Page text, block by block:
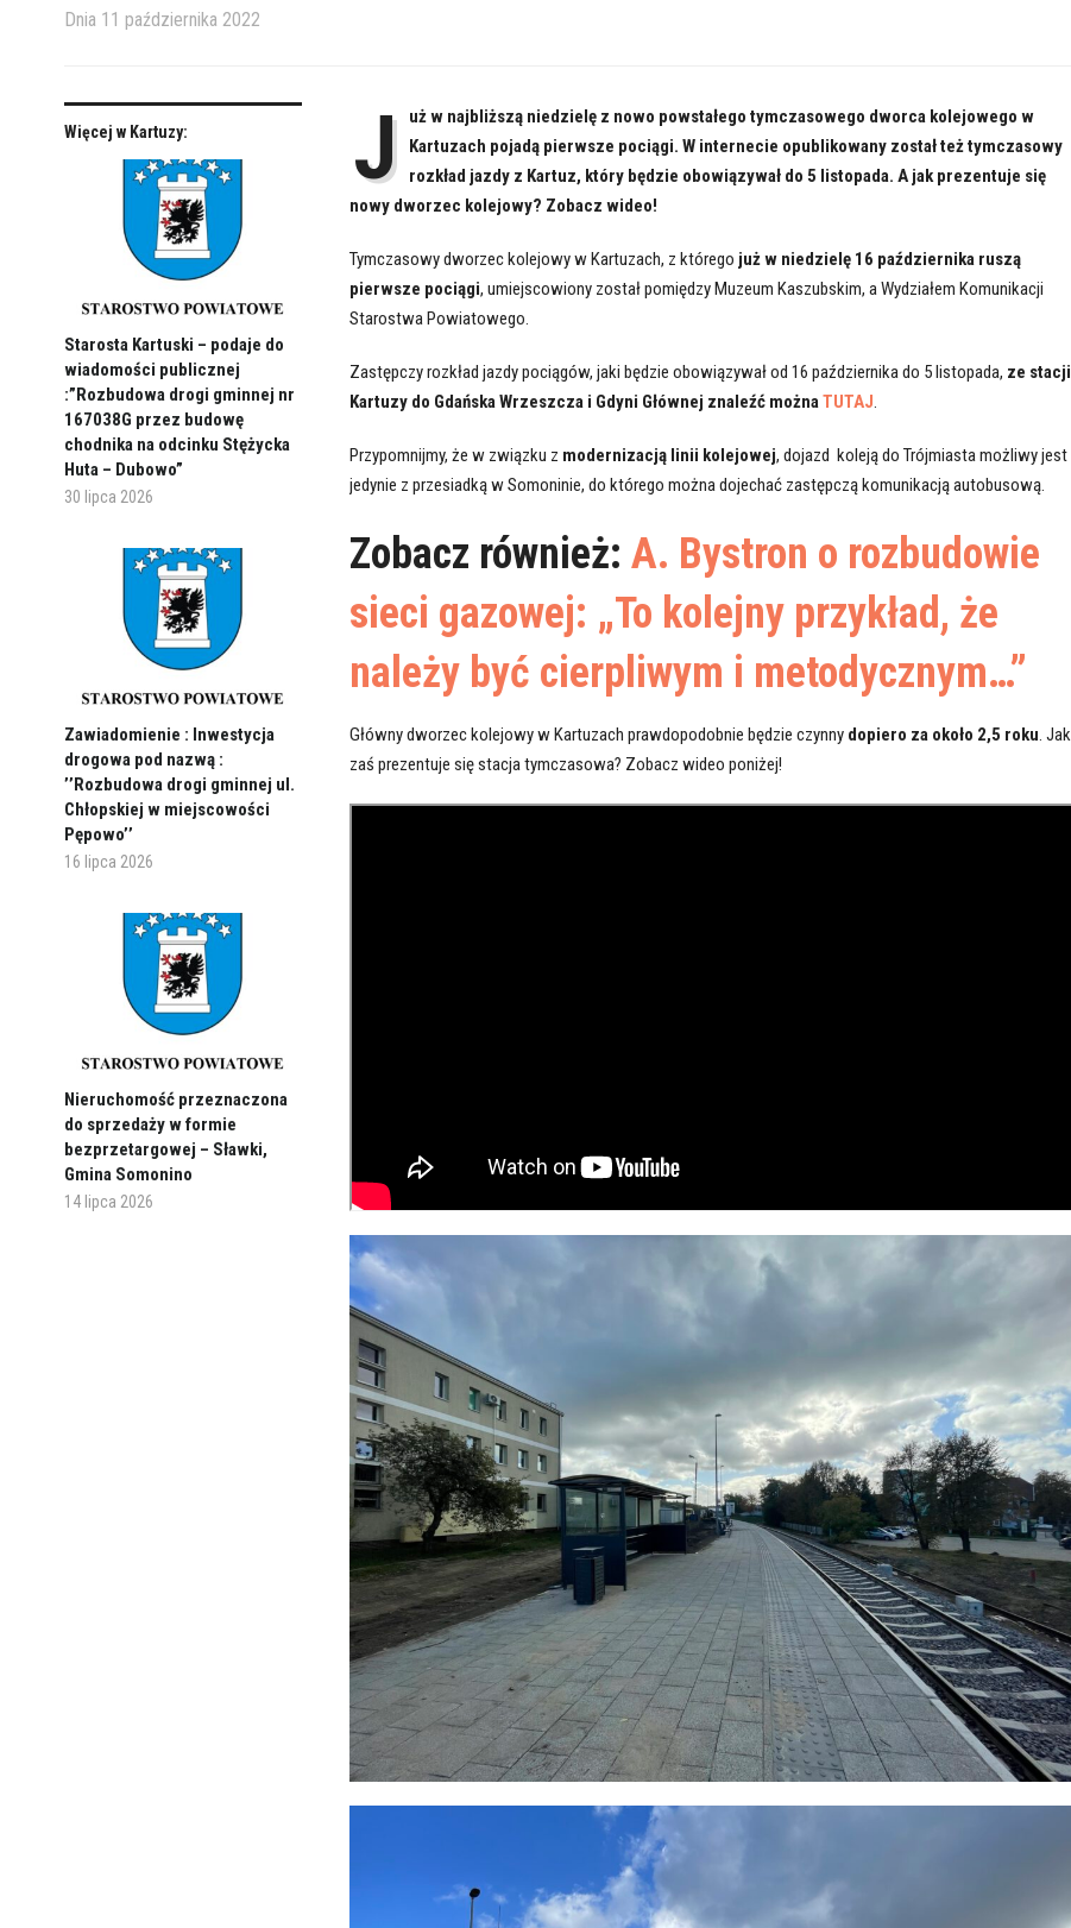
Dnia 11 października 2022
Więcej w Kartuzy:
Starosta Kartuski – podaje do
wiadomości publicznej
:”Rozbudowa drogi gminnej nr
167038G przez budowę
chodnika na odcinku Stężycka
Huta – Dubowo”
30 lipca 2026
Zawiadomienie : Inwestycja
drogowa pod nazwą :
’’Rozbudowa drogi gminnej ul.
Chłopskiej w miejscowości
Pępowo’’
16 lipca 2026
Nieruchomość przeznaczona
do sprzedaży w formie
bezprzetargowej – Sławki,
Gmina Somonino
14 lipca 2026
J
uż w najbliższą niedzielę z nowo powstałego tymczasowego dworca kolejowego w
Kartuzach pojadą pierwsze pociągi. W internecie opublikowany został też tymczasowy
rozkład jazdy z Kartuz, który będzie obowiązywał do 5 listopada. A jak prezentuje się
nowy dworzec kolejowy? Zobacz wideo!
Tymczasowy dworzec kolejowy w Kartuzach, z którego już w niedzielę 16 października ruszą
pierwsze pociągi, umiejscowiony został pomiędzy Muzeum Kaszubskim, a Wydziałem Komunikacji
Starostwa Powiatowego.
Zastępczy rozkład jazdy pociągów, jaki będzie obowiązywał od 16 października do 5 listopada, ze stacji
Kartuzy do Gdańska Wrzeszcza i Gdyni Głównej znaleźć można TUTAJ
Przypomnijmy, że w związku z modernizacją linii kolejowej, dojazd koleją do Trójmiasta możliwy jest
jedynie z przesiadką w Somoninie, do którego można dojechać zastępczą komunikacją autobusową.
Zobacz również: A. Bystron o rozbudowie
sieci gazowej: „To kolejny przykład, że
należy być cierpliwym i metodycznym…”
Główny dworzec kolejowy w Kartuzach prawdopodobnie będzie czynny dopiero za około 2,5 roku . Jak
zaś prezentuje się stacja tymczasowa? Zobacz wideo poniżej!